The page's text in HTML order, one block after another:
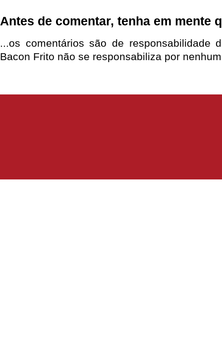
Antes de comentar, tenha em mente
...os comentários são de responsabilidade
Bacon Frito não se responsabiliza por